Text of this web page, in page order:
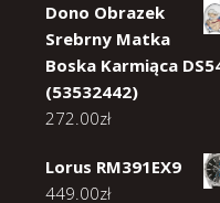
Dono Obrazek
Srebrny Matka
Boska Karmiąca
(53532442)
272.00zł
Lorus RM391EX9
449.00zł